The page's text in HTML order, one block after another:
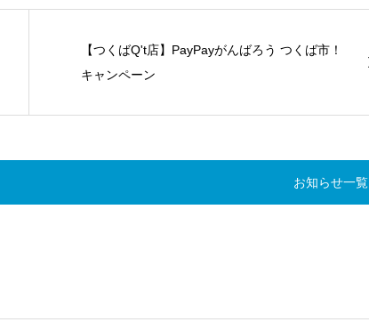
【つくばQ't店】PayPayがんばろう つくば市！
キャンペーン
お知らせ一覧